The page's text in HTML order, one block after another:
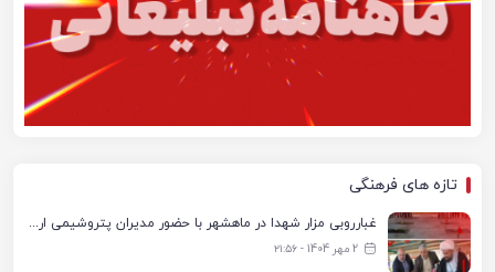
تازه های فرهنگی
غبارروبی مزار شهدا در ماهشهر با حضور مدیران پتروشیمی اروند و مسئولان شهری
2 مهر 1404 - ۲۱:۵۶